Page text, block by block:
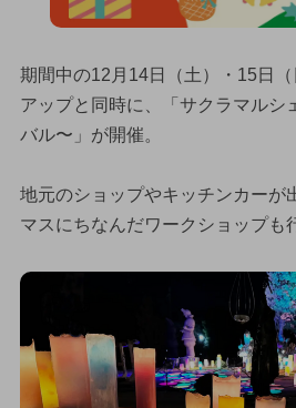
期間中の12月14日（土）・15日
アップと同時に、「サクラマルシ
バル〜」が開催。
地元のショップやキッチンカーが
マスにちなんだワークショップも